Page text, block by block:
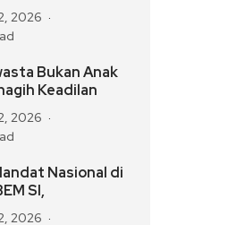
2026
Bukan Anak
Keadilan
2026
Nasional di
SI,
2026